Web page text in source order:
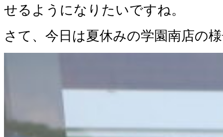
せるようになりたいですね。
さて、今日は夏休みの学園南店の